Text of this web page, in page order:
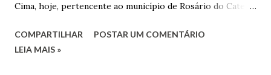
Cima, hoje, pertencente ao município de Rosário do Catete.
José de Faro Leitão, porém o casamento acabou com o
COMPARTILHAR
POSTAR UM COMENTÁRIO
LEIA MAIS »